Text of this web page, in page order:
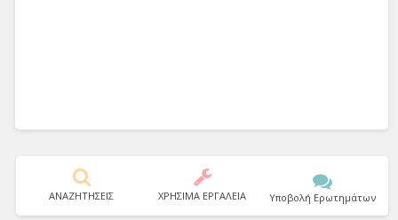
ΑΝΑΖΗΤΗΣΕΙΣ ΧΡΗΣΙΜΑ ΕΡΓΑΛΕΙΑ Υποβολή Ερωτημάτων